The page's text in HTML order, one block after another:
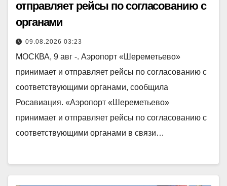
отправляет рейсы по согласованию с
органами
09.08.2026 03:23
МОСКВА, 9 авг -. Аэропорт «Шереметьево»
принимает и отправляет рейсы по согласованию с
соответствующими органами, сообщила
Росавиация. «Аэропорт «Шереметьево»
принимает и отправляет рейсы по согласованию с
соответствующими органами в связи…